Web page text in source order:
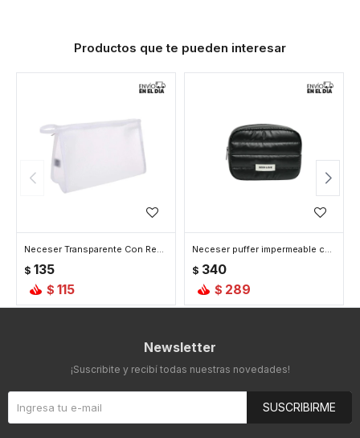
Productos que te pueden interesar
Neceser Transparente Con Red - Blanco
$ 135
$ 115
Neceser puffer impermeable chico - Negro
$ 340
$ 289
Newsletter
¡Suscribite y recibí todas nuestras novedades!
SUSCRIBIRME